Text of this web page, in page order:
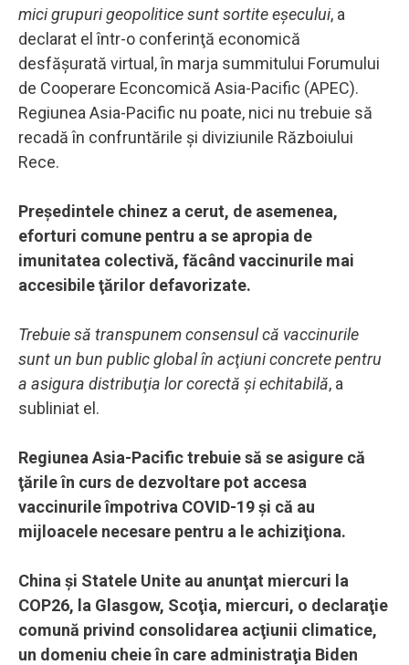
mici grupuri geopolitice sunt sortite eşecului, a
declarat el într-o conferinţă economică
desfăşurată virtual, în marja summitului Forumului
de Cooperare Econcomică Asia-Pacific (APEC).
Regiunea Asia-Pacific nu poate, nici nu trebuie să
recadă în confruntările şi diviziunile Războiului
Rece.
Preşedintele chinez a cerut, de asemenea,
eforturi comune pentru a se apropia de
imunitatea colectivă, făcând vaccinurile mai
accesibile ţărilor defavorizate.
Trebuie să transpunem consensul că vaccinurile
sunt un bun public global în acţiuni concrete pentru
a asigura distribuţia lor corectă şi echitabilă, a
subliniat el.
Regiunea Asia-Pacific trebuie să se asigure că
ţările în curs de dezvoltare pot accesa
vaccinurile împotriva COVID-19 şi că au
mijloacele necesare pentru a le achiziţiona.
China şi Statele Unite au anunţat miercuri la
COP26, la Glasgow, Scoţia, miercuri, o declaraţie
comună privind consolidarea acţiunii climatice,
un domeniu cheie în care administraţia Biden